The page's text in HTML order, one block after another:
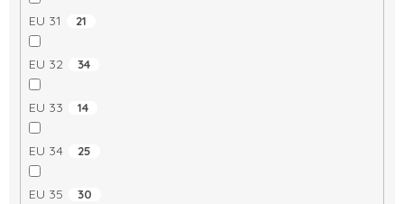
EU 31 21
EU 32 34
EU 33 14
EU 34 25
EU 35 30